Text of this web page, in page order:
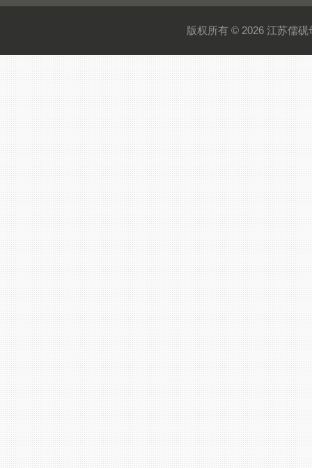
版权所有 © 2026 江苏儒